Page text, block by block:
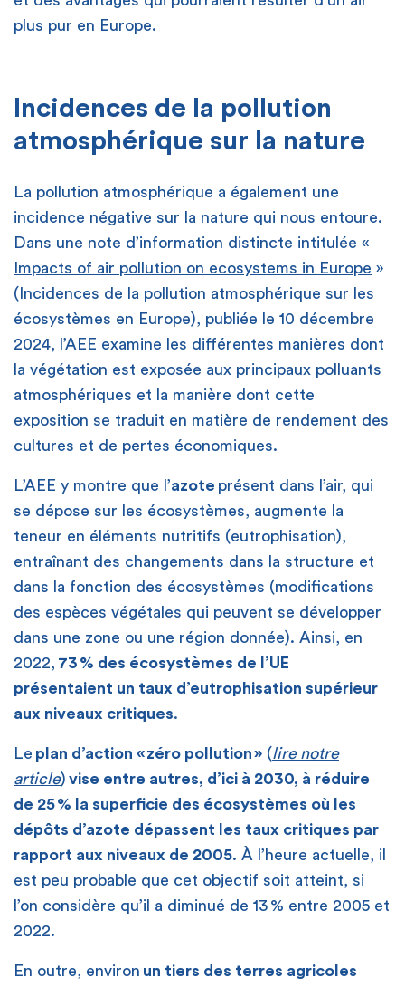
plus pur en Europe.
Incidences de la pollution
atmosphérique sur la nature
La pollution atmosphérique a également une
incidence négative sur la nature qui nous entoure.
Dans une note d’information distincte intitulée «
Impacts of air pollution on ecosystems in Europe »
(Incidences de la pollution atmosphérique sur les
écosystèmes en Europe), publiée le 10 décembre
2024,
l’AEE examine les différentes manières dont
la végétation est exposée aux principaux polluants
atmosphériques et la manière dont cette
exposition se traduit en matière de rendement des
cultures et de pertes économiques.
L’AEE y montre que l’azote présent dans l’air, qui
se dépose sur les écosystèmes, augmente la
teneur en éléments nutritifs (eutrophisation),
entraînant des changements dans la structure et
dans la fonction des écosystèmes (modifications
des espèces végétales qui peuvent se développer
dans une zone ou une région donnée). Ainsi, en
2022, 73 % des écosystèmes de l’UE
présentaient un taux d’eutrophisation supérieur
aux niveaux critiques.
Le plan d’action « zéro pollution » (lire notre
article) vise entre autres, d’ici à 2030, à réduire
de 25 % la superficie des écosystèmes où les
dépôts d’azote dépassent les taux critiques par
rapport aux niveaux de 2005. À l’heure actuelle, il
est peu probable que cet objectif soit atteint, si
l’on considère qu’il a diminué de 13 % entre 2005 et
2022.
En outre, environ un tiers des terres agricoles